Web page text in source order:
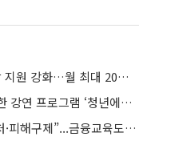
서울 지역 ‘학교 밖 청소년’ 통합 지원 강화…월 최대 20만원 활동비 지원
한경협·EBS, 학교밖 청소년 위한 강연 프로그램 ‘청년에게’ 17일 첫 방송
“청소년 도박 자진신고하면 선처·피해구제”...금융교육도 강화